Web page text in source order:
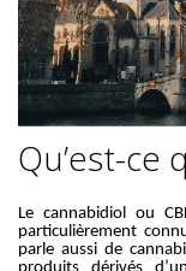
Qu’est-ce
Le cannabidiol ou
particulièrement
parle aussi de